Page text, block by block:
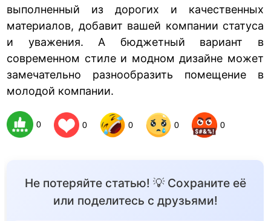
выполненный из дорогих и качественных
материалов, добавит вашей компании статуса
и уважения. А бюджетный вариант в
современном стиле и модном дизайне может
замечательно разнообразить помещение в
молодой компании.
0 0 0 0 0
Не потеряйте статью! 💡 Сохраните её
или поделитесь с друзьями!